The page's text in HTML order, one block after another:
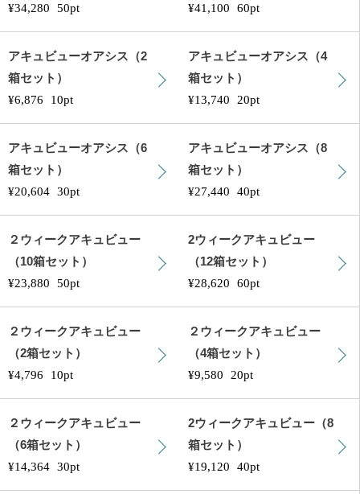
¥34,280 50pt
¥41,100 60pt
アキュビューオアシス（2
箱セット）
¥6,876
10pt
アキュビューオアシス（4
箱セット）
¥13,740
20pt
アキュビューオアシス（6
箱セット）
¥20,604 30pt
アキュビューオアシス（8
箱セット）
¥27,440 40pt
２ウィークアキュビュー
（10箱セット）
¥23,880 50pt
2ウィークアキュビュー
（12箱セット）
¥28,620 60pt
２ウィークアキュビュー
（2箱セット）
¥4,796
10pt
２ウィークアキュビュー
（4箱セット）
¥9,580
20pt
２ウィークアキュビュー
（6箱セット）
¥14,364 30pt
2ウィークアキュビュー（8
箱セット）
¥19,120 40pt